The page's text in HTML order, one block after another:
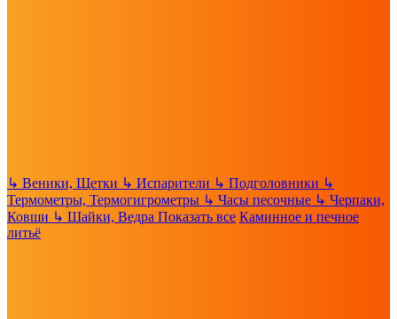
↳ Веники, Щетки ↳ Испарители ↳ Подголовники ↳
Термометры, Термогигрометры ↳ Часы песочные ↳ Черпаки,
Ковши ↳ Шайки, Ведра Показать все Каминное и печное
литьё